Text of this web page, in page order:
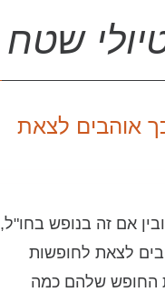
שטח
אוהבים לצאת
אם זה בנופש בחו"ל,
לצאת לחופשות
החופש שלהם כמה